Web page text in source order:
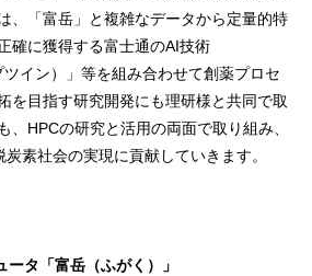
、「富岳」と複雑なデータから定量的特
確に獲得する富士通のAI技術
ツイン）」等を組み合わせて創薬プロセ
を目指す研究開発にも理研様と共同で取
、HPCの研究と活用の両面で取り組み、
素社会の実現に貢献していきます。
ータ「富岳（ふがく）」